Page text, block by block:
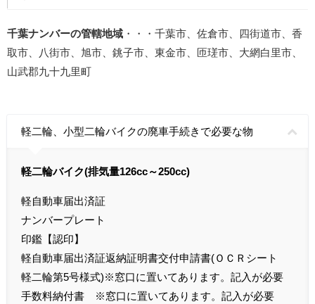
千葉ナンバーの管轄地域 ・・・千葉市、佐倉市、四街道市、香
取市、八街市、旭市、銚子市、東金市、匝瑳市、大網白里市、
山武郡九十九里町
軽二輪、小型二輪バイクの廃車手続きで必要な物
軽二輪バイク(排気量126cc～250cc)
軽自動車届出済証
ナンバープレート
印鑑【認印】
軽自動車届出済証返納証明書交付申請書(ＯＣＲシート
軽二輪第5号様式)※窓口に置いてあります。記入が必要
手数料納付書 ※窓口に置いてあります。記入が必要